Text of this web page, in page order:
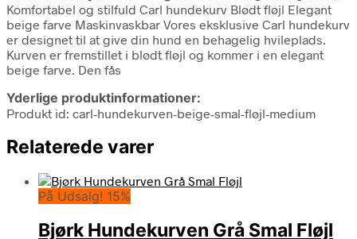
Komfortabel og stilfuld Carl hundekurv Blødt fløjl Elegant
beige farve Maskinvaskbar Vores eksklusive Carl hundekurv
er designet til at give din hund en behagelig hvileplads.
Kurven er fremstillet i blødt fløjl og kommer i en elegant
beige farve. Den fås
Yderlige produktinformationer:
Produkt id: carl-hundekurven-beige-smal-fløjl-medium
Relaterede varer
På Udsalg! 15%
Bjørk Hundekurven Grå Smal Fløjl